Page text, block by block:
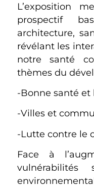
L’exposition
prospectif
architecture,
révélant les
notre santé
thèmes du
-Bonne santé et
-Villes et
-Lutte contre le
Face à
vulnérabilités